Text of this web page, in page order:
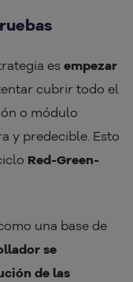
es empezar
cubrir todo el
o módulo
y predecible. Esto
Red-Green-
una base de
se
de las